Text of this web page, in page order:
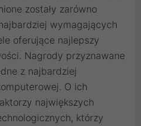
zostały zarówno
wymagających
oferujące najlepszy
Nagrody przyznawane
z najbardziej
O ich
największych
którzy